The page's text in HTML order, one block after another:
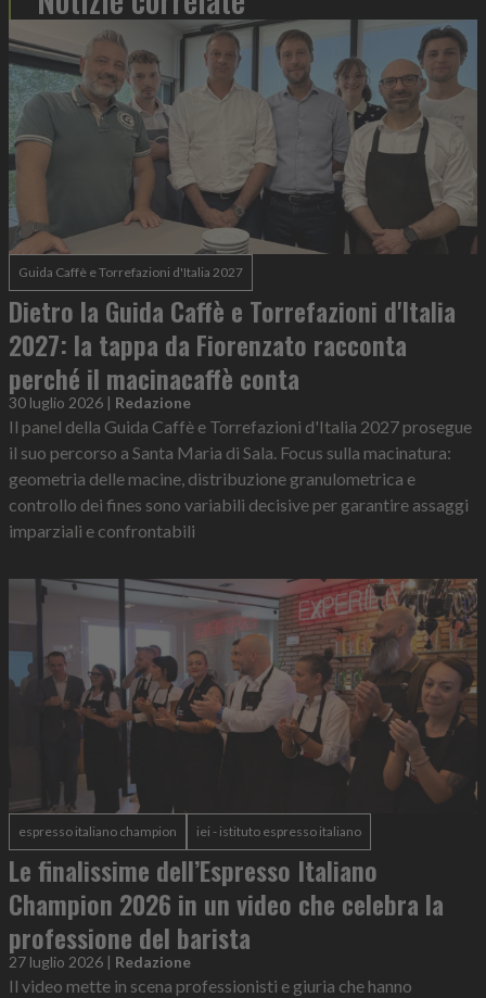
Guida Caffè e Torrefazioni d'Italia 2027
Dietro la Guida Caffè e Torrefazioni d'Italia
2027: la tappa da Fiorenzato racconta
perché il macinacaffè conta
30 luglio 2026 | Redazione
Il panel della Guida Caffè e Torrefazioni d'Italia 2027 prosegue
il suo percorso a Santa Maria di Sala. Focus sulla macinatura:
geometria delle macine, distribuzione granulometrica e
controllo dei fines sono variabili decisive per garantire assaggi
imparziali e confrontabili
espresso italiano champion iei - istituto espresso italiano
Le finalissime dell’Espresso Italiano
Champion 2026 in un video che celebra la
professione del barista
27 luglio 2026 | Redazione
Il video mette in scena professionisti e giuria che hanno